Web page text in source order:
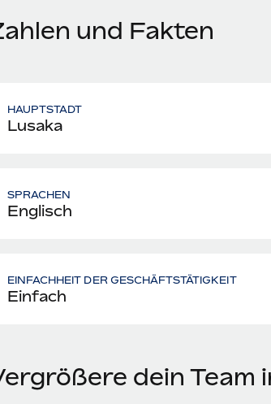
und Fakten
HAUPTSTADT
Lusaka
SPRACHEN
Englisch
EINFACHHEIT DER GESCHÄFTSTÄTIGKEIT
Einfach
dein Team